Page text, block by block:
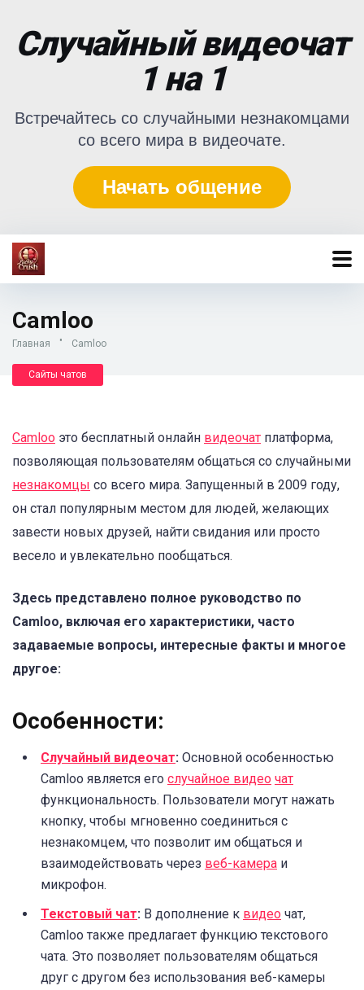
Случайный видеочат
1 на 1
Встречайтесь со случайными незнакомцами
со всего мира в видеочате.
Начать общение
Camloo
Главная " Camloo
Сайты чатов
Camloo это бесплатный онлайн видеочат платформа,
позволяющая пользователям общаться со случайными
незнакомцы со всего мира. Запущенный в 2009 году,
он стал популярным местом для людей, желающих
завести новых друзей, найти свидания или просто
весело и увлекательно пообщаться.
Здесь представлено полное руководство по
Camloo, включая его характеристики, часто
задаваемые вопросы, интересные факты и многое
другое:
Особенности:
Случайный видеочат: Основной особенностью
Camloo является его случайное видео чат
функциональность. Пользователи могут нажать
кнопку, чтобы мгновенно соединиться с
незнакомцем, что позволит им общаться и
взаимодействовать через веб-камера и
микрофон.
Текстовый чат: В дополнение к видео чат,
Camloo также предлагает функцию текстового
чата. Это позволяет пользователям общаться
друг с другом без использования веб-камеры